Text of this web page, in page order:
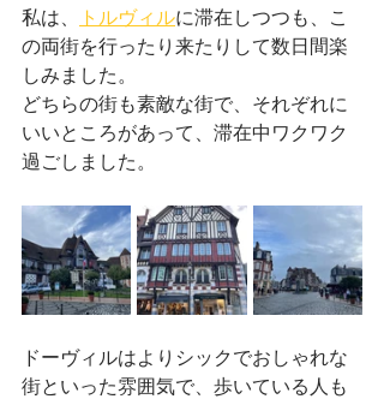
私は、 トルヴィルに滞在しつつも、こ
の両街を行ったり来たりして数日間楽
しみました。
どちらの街も素敵な街で、それぞれに
いいところがあって、滞在中ワクワク
過ごしました。
ドーヴィルはよりシックでおしゃれな
街といった雰囲気で、歩いている人も